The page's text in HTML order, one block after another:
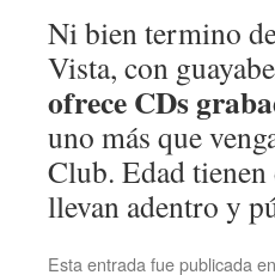
Ni bien termino
Vista, con
ofrece CDs
uno más que
Club. Edad
llevan adentro y
Esta entrada fue publicada en